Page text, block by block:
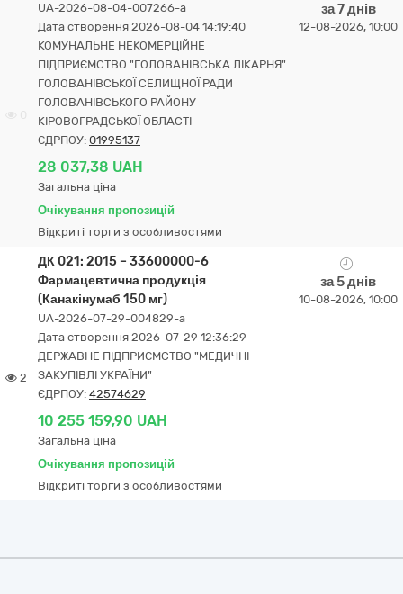
UA-2026-08-04-007266-a
Дата створення 2026-08-04 14:19:40
КОМУНАЛЬНЕ НЕКОМЕРЦІЙНЕ
ПІДПРИЄМСТВО "ГОЛОВАНІВСЬКА ЛІКАРНЯ"
ГОЛОВАНІВСЬКОЇ СЕЛИЩНОЇ РАДИ
ГОЛОВАНІВСЬКОГО РАЙОНУ
КІРОВОГРАДСЬКОЇ ОБЛАСТІ
ЄДРПОУ: 01995137
28 037,38 UAH
Загальна ціна
Очікування пропозицій
Відкриті торги з особливостями
за 7 днів
12-08-2026, 10:00
2
ДК 021: 2015 – 33600000-6
Фармацевтична продукція
(Канакінумаб 150 мг)
UA-2026-07-29-004829-a
Дата створення 2026-07-29 12:36:29
ДЕРЖАВНЕ ПІДПРИЄМСТВО "МЕДИЧНІ
ЗАКУПІВЛІ УКРАЇНИ"
ЄДРПОУ: 42574629
10 255 159,90 UAH
Загальна ціна
Очікування пропозицій
Відкриті торги з особливостями
за 5 днів
10-08-2026, 10:00